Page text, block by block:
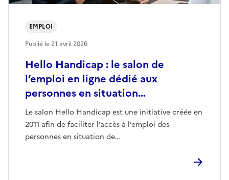
Hello Handicap : le salon de
l’emploi en ligne dédié aux
personnes en situation…
Le salon Hello Handicap est une initiative créée en
2011 afin de faciliter l’accès à l’emploi des
personnes en situation de…
EMPLOI
Publié le21 avril 2026